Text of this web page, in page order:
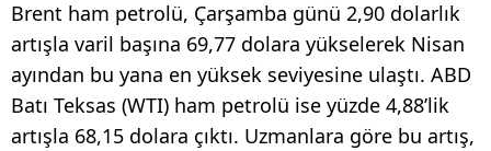
Brent ham petrolü, Çarşamba günü 2,90 dolarlık
artışla varil başına 69,77 dolara yükselerek Nisan
ayından bu yana en yüksek seviyesine ulaştı. ABD
Batı Teksas (WTI) ham petrolü ise yüzde 4,88’lik
artışla 68,15 dolara çıktı. Uzmanlara göre bu artış,